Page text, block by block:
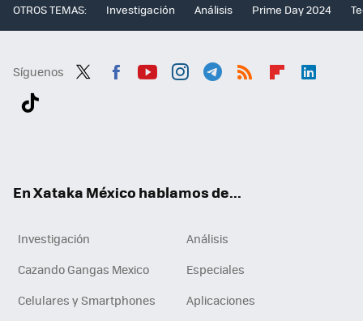
OTROS TEMAS: Investigación Análisis Prime Day 2024
Síguenos
En Xataka México hablamos de...
Investigación
Análisis
Cazando Gangas Mexico
Especiales
Celulares y Smartphones
Aplicaciones